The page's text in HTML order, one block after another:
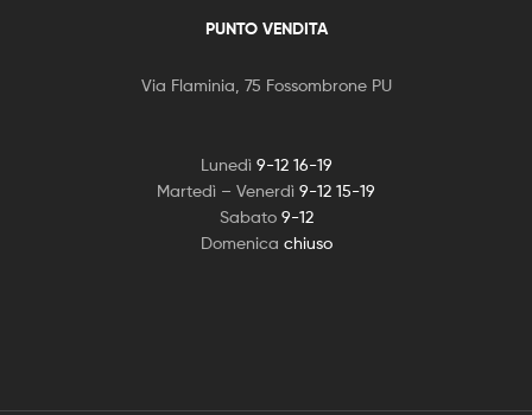
PUNTO VENDITA
Via Flaminia, 75 Fossombrone PU
Lunedì 9-12 16-19
Martedì – Venerdì 9-12 15-19
Sabato 9-12
Domenica chiuso